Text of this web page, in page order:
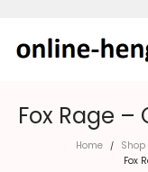
Fox Rage
Home / Shop
Fox